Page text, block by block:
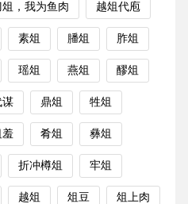
俎，我为鱼肉 越俎代庖
素俎 膰俎 胙俎
瑶俎 燕俎 醪俎
谋 鼎俎 牲俎
羞 肴俎 彝俎
折冲樽俎 牢俎
越俎 俎豆 俎上肉